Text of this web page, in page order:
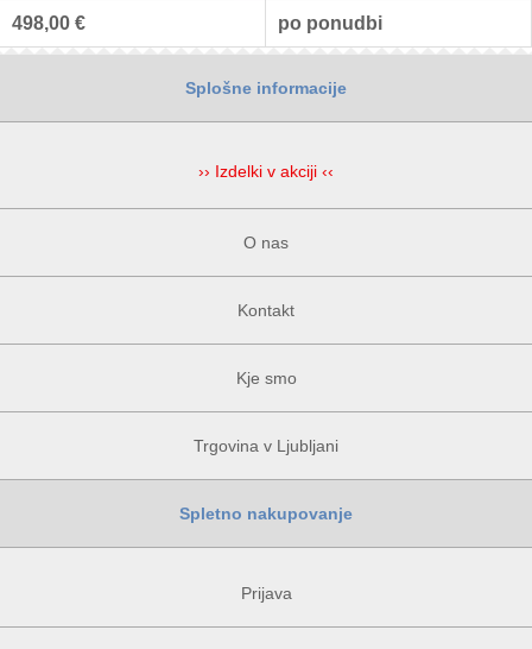
498,00 € po ponudbi
Splošne informacije
›› Izdelki v akciji ‹‹
O nas
Kontakt
Kje smo
Trgovina v Ljubljani
Spletno nakupovanje
Prijava